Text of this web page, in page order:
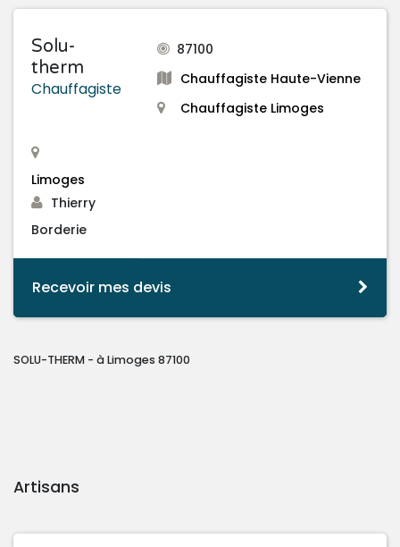
Solu-
therm
Chauffagiste
Limoges
Thierry
Borderie
87100
Chauffagiste Haute-Vienne
Chauffagiste Limoges
Recevoir mes devis
SOLU-THERM - à Limoges 87100
Artisans